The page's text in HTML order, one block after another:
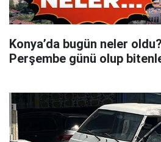
Konya’da bugün neler
Perşembe günü olup